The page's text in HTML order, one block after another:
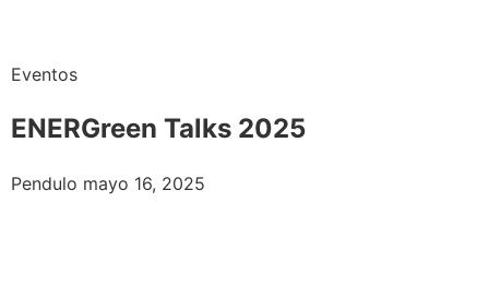
Eventos
ENERGreen Talks 2025
Pendulo Posted
mayo 16, 2025